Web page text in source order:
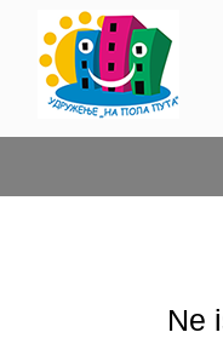
Ne